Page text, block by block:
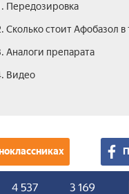
Передозировка
Сколько стоит Афобазол в
Аналоги препарата
Видео